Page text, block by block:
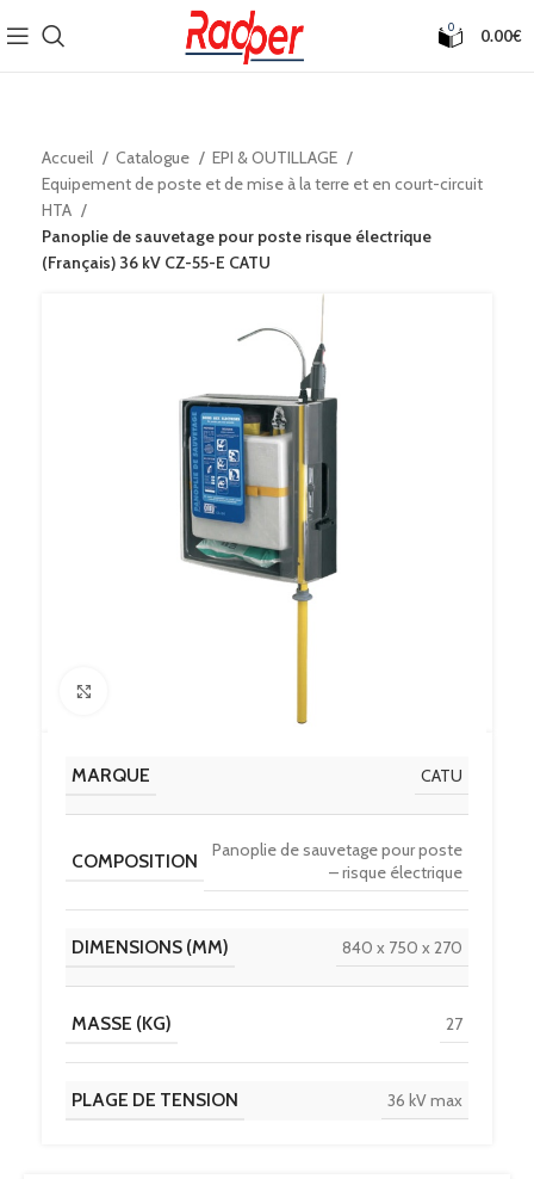
0 0.00€
Accueil Catalogue
EPI & OUTILLAGE
Equipement de poste et de mise à la terre et en court-circuit
HTA
Panoplie de sauvetage pour poste risque électrique
(Français) 36 kV CZ-55-E CATU
MARQUE CATU
COMPOSITION
Panoplie de sauvetage pour poste
– risque électrique
DIMENSIONS (MM) 840 x 750 x 270
MASSE (KG) 27
PLAGE DE TENSION 36 kV max